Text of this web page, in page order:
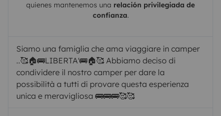
quienes mantenemos una relación privilegiada de
confianza.
Siamo una famiglia che ama viaggiare in camper
..🥰🏠🚌LIBERTA'🚌🏠🥰 Abbiamo deciso di
condividere il nostro camper per dare la
possibilità a tutti di provare questa esperienza
unica e meravigliosa 🚌🚌🚌🥰🥰